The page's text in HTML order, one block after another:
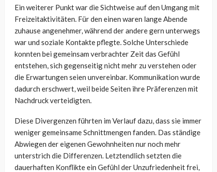
Ein weiterer Punkt war die Sichtweise auf den Umgang mit
Freizeitaktivitäten. Für den einen waren lange Abende
zuhause angenehmer, während der andere gern unterwegs
war und soziale Kontakte pflegte. Solche Unterschiede
konnten bei gemeinsam verbrachter Zeit das Gefühl
entstehen, sich gegenseitig nicht mehr zu verstehen oder
die Erwartungen seien unvereinbar. Kommunikation wurde
dadurch erschwert, weil beide Seiten ihre Präferenzen mit
Nachdruck verteidigten.
Diese Divergenzen führten im Verlauf dazu, dass sie immer
weniger gemeinsame Schnittmengen fanden. Das ständige
Abwiegen der eigenen Gewohnheiten nur noch mehr
unterstrich die Differenzen. Letztendlich setzten die
dauerhaften Konflikte ein Gefühl der Unzufriedenheit frei,